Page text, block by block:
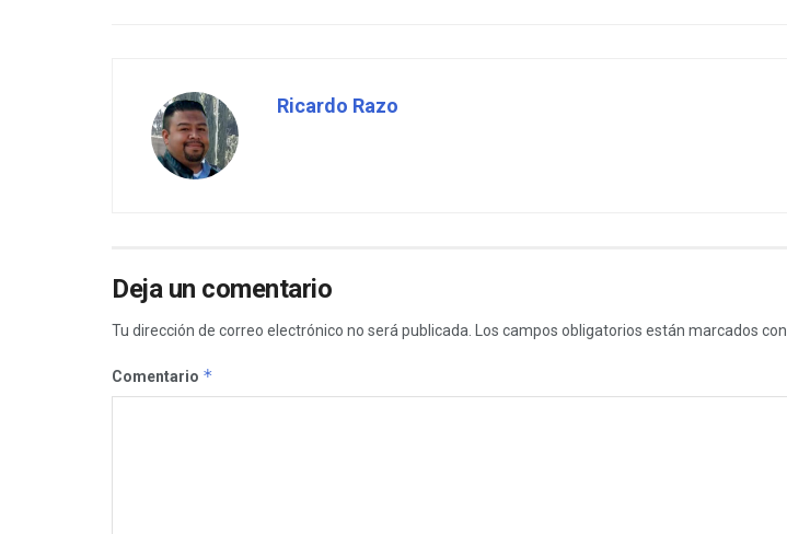
Ricardo Razo
Deja un comentario
Tu dirección de correo electrónico no será publicada. Los campos obligatorios están marcados con
Comentario *